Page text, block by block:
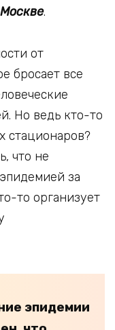
.
от
бросает все
Но ведь кто-то
стационаров?
что не
за
то организует
эпидемии